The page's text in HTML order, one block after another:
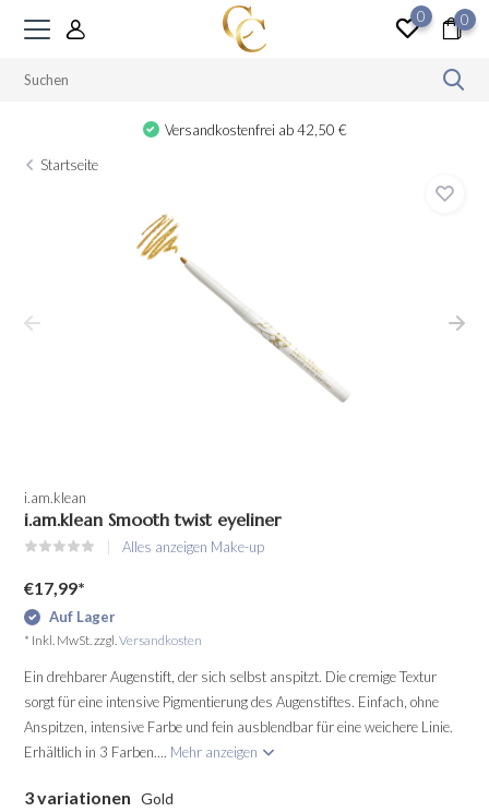
0 0
Versandkostenfrei ab 42,50 €
Startseite
i.am.klean
i.am.klean Smooth twist eyeliner
Alles anzeigen Make-up
€17,99*
Auf Lager
* Inkl. MwSt. zzgl.Versandkosten
Ein drehbarer Augenstift, der sich selbst anspitzt. Die cremige Textur
sorgt für eine intensive Pigmentierung des Augenstiftes. Einfach, ohne
Anspitzen, intensive Farbe und fein ausblendbar für eine weichere Linie.
Erhältlich in 3 Farben.... Mehr anzeigen
3 variationen Gold